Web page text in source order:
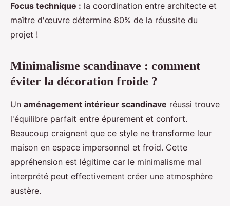
Focus technique : la coordination entre architecte et
maître d'œuvre détermine 80% de la réussite du
projet !
Minimalisme scandinave : comment
éviter la décoration froide ?
Un aménagement intérieur scandinave réussi trouve
l'équilibre parfait entre épurement et confort.
Beaucoup craignent que ce style ne transforme leur
maison en espace impersonnel et froid. Cette
appréhension est légitime car le minimalisme mal
interprété peut effectivement créer une atmosphère
austère.